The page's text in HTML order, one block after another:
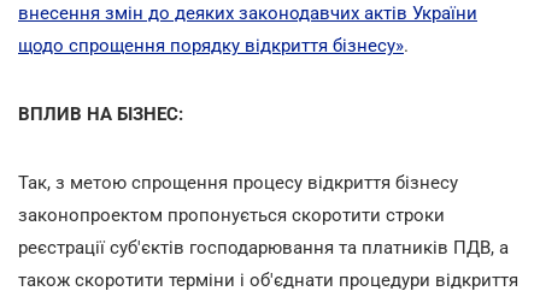
внесення змін до деяких законодавчих актів України
щодо спрощення порядку відкриття бізнесу».
ВПЛИВ НА БІЗНЕС:
Так, з метою спрощення процесу відкриття бізнесу
законопроектом пропонується скоротити строки
реєстрації суб'єктів господарювання та платників ПДВ, а
також скоротити терміни і об'єднати процедури відкриття